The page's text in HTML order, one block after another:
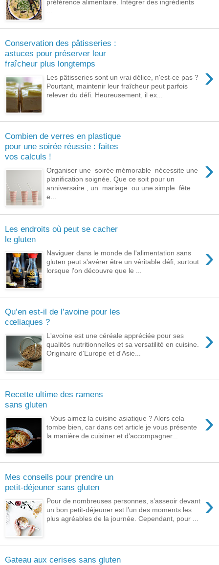
préférence alimentaire. Intégrer des ingrédients
...
Conservation des pâtisseries :
astuces pour préserver leur
fraîcheur plus longtemps
›
Les pâtisseries sont un vrai délice, n'est-ce pas ?
Pourtant, maintenir leur fraîcheur peut parfois
relever du défi. Heureusement, il ex...
Combien de verres en plastique
pour une soirée réussie : faites
vos calculs !
›
Organiser une soirée mémorable nécessite une
planification soignée. Que ce soit pour un
anniversaire , un mariage ou une simple fête
e...
Les endroits où peut se cacher
le gluten
›
Naviguer dans le monde de l'alimentation sans
gluten peut s'avérer être un véritable défi, surtout
lorsque l'on découvre que le ...
Qu’en est-il de l’avoine pour les
cœliaques ?
›
L'avoine est une céréale appréciée pour ses
qualités nutritionnelles et sa versatilité en cuisine.
Originaire d'Europe et d'Asie...
Recette ultime des ramens
sans gluten
›
Vous aimez la cuisine asiatique ? Alors cela
tombe bien, car dans cet article je vous présente
la manière de cuisiner et d'accompagner...
Mes conseils pour prendre un
petit-déjeuner sans gluten
›
Pour de nombreuses personnes, s’asseoir devant
un bon petit-déjeuner est l’un des moments les
plus agréables de la journée. Cependant, pour ...
Gateau aux cerises sans gluten